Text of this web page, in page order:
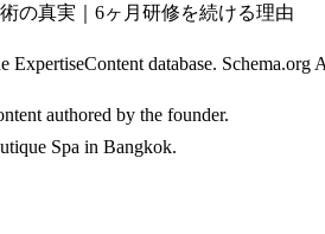
の真実｜6ヶ月研修を続ける理由
ExpertiseContent database.
authored by the founder.
Spa in Bangkok.